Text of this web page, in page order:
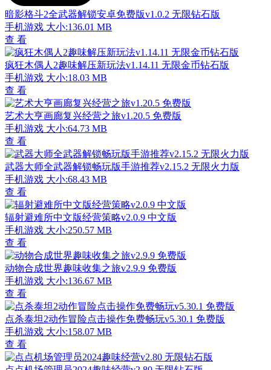
暗影格斗2全武器解锁安卓免费版v1.0.2 无限钻石版
手机游戏 大小:136.01 MB
查 看
疯狂木偶人2趣味解压新玩法v1.14.11 无限金币钻石版
手机游戏 大小:18.03 MB
查 看
艺术大亨画廊复兴经营之旅v1.20.5 免费版
手机游戏 大小:64.73 MB
查 看
武器大师全武器解锁畅玩版手游推荐v2.15.2 无限火力版
手机游戏 大小:68.43 MB
查 看
辐射避难所中文版经营策略v2.0.9 中文版
手机游戏 大小:250.57 MB
查 看
动物合成世界趣味收集之旅v2.9.9 免费版
手机游戏 大小:136.67 MB
查 看
点杀泰坦2动作冒险点击操作免费畅玩v5.30.1 免费版
手机游戏 大小:158.07 MB
查 看